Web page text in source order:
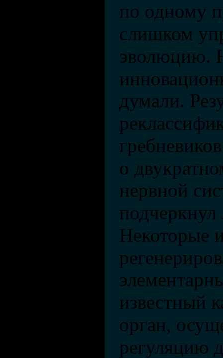
по одному
слишком
эволюцию.
думали.
о
нервной
Некоторые
известный
орган,
регуляцию